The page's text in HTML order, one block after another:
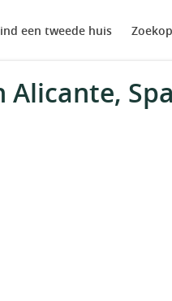
een tweede huis